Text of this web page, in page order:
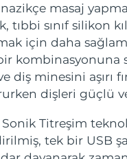
masaj
tıbbi sınıf silikon
için daha
kombinasyonuna
diş minesini aşırı
dişleri güçlü
Titreşim
tek bir USB
LUNA™ 4 Plus
Massage, LED heating
LUNA™ 4 Men
BEAR™ 2 go
Microcurrent toning
BEAR™ 2 eyes
UFO™ 3 seti
Deep facial hydration
UFO™ 3 LED
Near-infrared and red
device
Ağız
issa™ 4
Hybrid silicone sonic
Smart hybrid silicone
karşıtı LED
NEW
Tahmini